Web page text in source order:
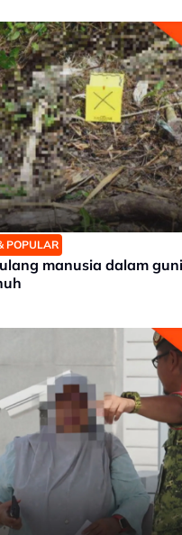
POPULAR
manusia dalam